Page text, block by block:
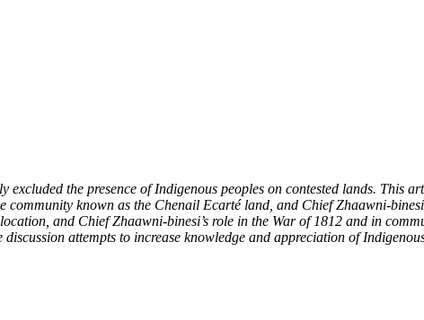
excluded the presence of Indigenous peoples on contested lands. This
known as the Chenail Ecarté land, and Chief Zhaawni-
and Chief Zhaawni-binesi’s role in the War of 1812 and in
attempts to increase knowledge and appreciation of